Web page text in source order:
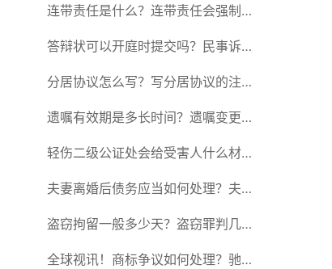
政处罚记入档案吗？
连带责任是什么？连带责任会强制执
行吗？
答辩状可以开庭时提交吗？民事诉讼
答辩期限是多久？-当前短讯
分居协议怎么写？写分居协议的注意
事项有哪些？
遗嘱有效期是多长时间？遗嘱变更受
益人有效吗？|当前热讯
轻伤二级公证处会给受害人什么材
料？轻伤二级赔了钱还要坐牢吗？_
全球速读
夫妻离婚后债务应当如何处理？夫妻
离婚债务分割书面协议怎么写？
盗窃拘留一般多少天？盗窃罪判几
年？ 全球速读
全球视讯！商标争议如何处理？驰名